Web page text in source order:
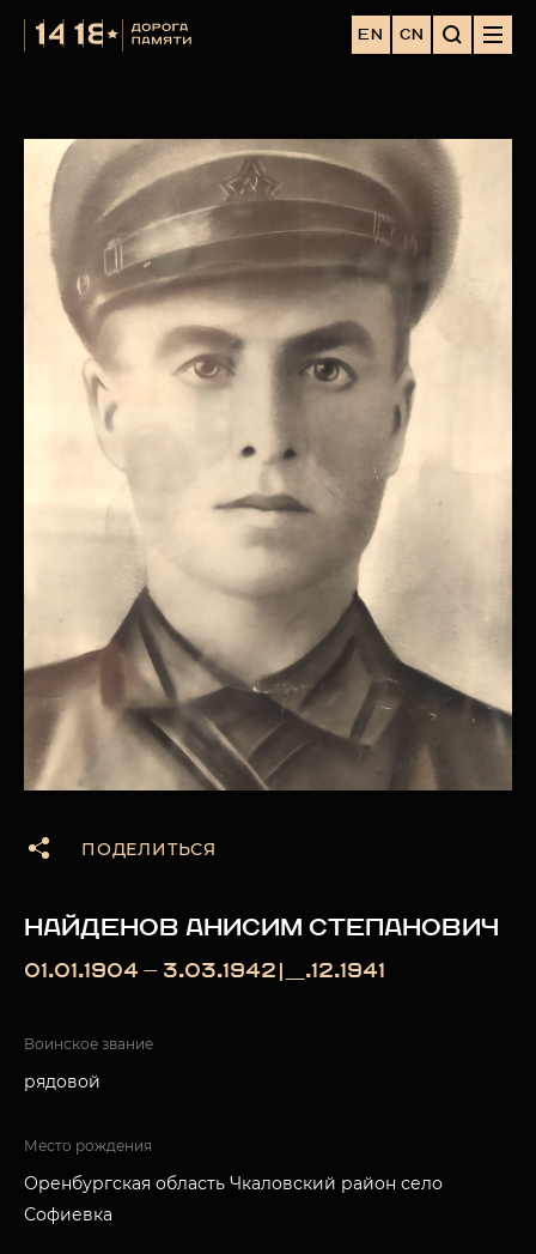
EN CN
ПОДЕЛИТЬСЯ
НАЙДЕНОВ АНИСИМ СТЕПАНОВИЧ
01.01.1904 — 3.03.1942|__.12.1941
Воинское звание
рядовой
Место рождения
Оренбургская область Чкаловский район село
Софиевка